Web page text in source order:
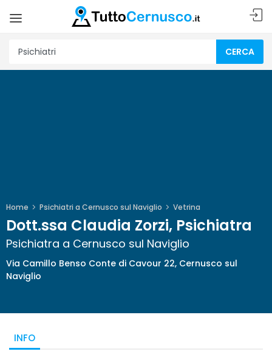
CERCA
Home Psichiatri a Cernusco sul Naviglio Vetrina
Dott.ssa Claudia Zorzi, Psichiatra
Psichiatra a Cernusco sul Naviglio
Via Camillo Benso Conte di Cavour 22, Cernusco sul
Naviglio
INFO